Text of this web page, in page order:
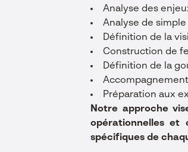
Analyse des
Analyse de
Définition de la
Construction de
Définition de la
Préparation aux
Notre approche
opérationnelles et
spécifiques de